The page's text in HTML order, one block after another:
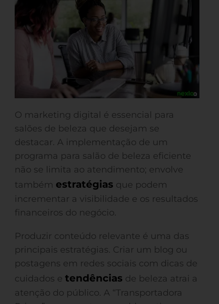
O marketing digital é essencial para
salões de beleza que desejam se
destacar. A implementação de um
programa para salão de beleza eficiente
não se limita ao atendimento; envolve
também estratégias que podem
incrementar a visibilidade e os resultados
financeiros do negócio.
Produzir conteúdo relevante é uma das
principais estratégias. Criar um blog ou
postagens em redes sociais com dicas de
cuidados e tendências de beleza atrai a
atenção do público. A “Transportadora